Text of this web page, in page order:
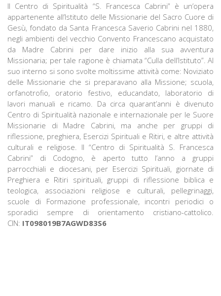
Il Centro di Spiritualità “S. Francesca Cabrini” è un’opera
appartenente all’Istituto delle Missionarie del Sacro Cuore di
Gesù, fondato da Santa Francesca Saverio Cabrini nel 1880,
negli ambienti del vecchio Convento Francescano acquistato
da Madre Cabrini per dare inizio alla sua avventura
Missionaria; per tale ragione è chiamata “Culla dell’Istituto”. Al
suo interno si sono svolte moltissime attività come: Noviziato
delle Missionarie che si preparavano alla Missione; scuola,
orfanotrofio, oratorio festivo, educandato, laboratorio di
lavori manuali e ricamo. Da circa quarant’anni è divenuto
Centro di Spiritualità nazionale e internazionale per le Suore
Missionarie di Madre Cabrini, ma anche per gruppi di
riflessione, preghiera, Esercizi Spirituali e Ritiri, e altre attività
culturali e religiose. Il “Centro di Spiritualità S. Francesca
Cabrini” di Codogno, è aperto tutto l’anno a gruppi
parrocchiali e diocesani, per Esercizi Spirituali, giornate di
Preghiera e Ritiri spirituali, gruppi di riflessione biblica e
teologica, associazioni religiose e culturali, pellegrinaggi,
scuole di Formazione professionale, incontri periodici o
sporadici sempre di orientamento cristiano-cattolico.
CIN: IT098019B7AGWD83S6